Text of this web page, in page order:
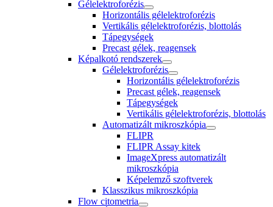
Gélelektroforézis
Horizontális gélelektroforézis
Vertikális gélelektroforézis, blottolás
Tápegységek
Precast gélek, reagensek
Képalkotó rendszerek
Gélelektroforézis
Horizontális gélelektroforézis
Precast gélek, reagensek
Tápegységek
Vertikális gélelektroforézis, blottolás
Automatizált mikroszkópia
FLIPR
FLIPR Assay kitek
ImageXpress automatizált
mikroszkópia
Képelemző szoftverek
Klasszikus mikroszkópia
Flow citometria